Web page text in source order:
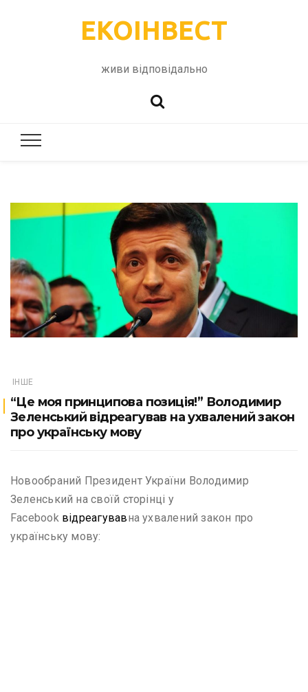
ЕКОІНВЕСТ
живи відповідально
ІНШЕ
“Це моя принципова позиція!” Володимир
Зеленський відреагував на ухвалений закон
про українську мову
Новообраний Президент України Володимир
Зеленський на своїй сторінці у
Facebook відреагувавна ухвалений закон про
українську мову: